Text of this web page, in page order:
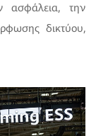
ασφάλεια, την
δικτύου,